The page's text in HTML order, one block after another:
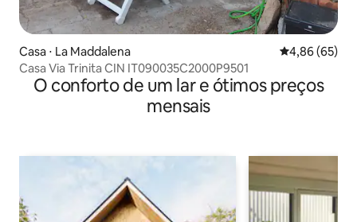
Casa ⋅ La Maddalena 4,86 de uma
4,86 (65)
Casa Via Trinita CIN IT090035C2000P9501
O conforto de um lar e ótimos preços
mensais